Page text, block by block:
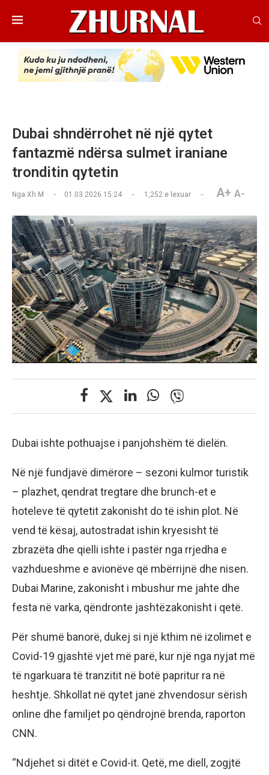
Dubai shndërrohet në një qytet
fantazmë ndërsa sulmet iraniane
tronditin qytetin
Nga Xh M 01.03.2026 15:24 1,252 e lexuar A+ A-
Dubai ishte pothuajse i panjohshëm të dielën.
Në një fundjavë dimërore – sezoni kulmor turistik
– plazhet, qendrat tregtare dhe brunch-et e
hoteleve të qytetit zakonisht do të ishin plot. Në
vend të kësaj, autostradat ishin kryesisht të
zbrazëta dhe qielli ishte i pastër nga rrjedha e
vazhdueshme e avionëve që mbërrijnë dhe nisen.
Dubai Marine, zakonisht i mbushur me jahte dhe
festa në varka, qëndronte jashtëzakonisht i qetë.
Për shumë banorë, dukej si një kthim në izolimet e
Covid-19 gjashtë vjet më parë, kur një nga nyjat më
të ngarkuara të tranzitit në botë papritur ra në
heshtje. Shkollat në qytet janë zhvendosur sërish
online dhe familjet po qëndrojnë brenda, raporton
CNN.
“Ndjehet si ditët e Covid-it. Qetë, me diell, zogjtë